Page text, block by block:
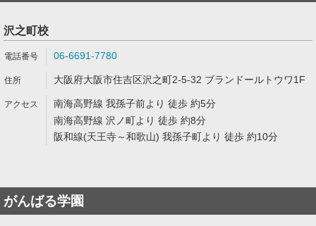
沢之町校
06-6691-7780
大阪府大阪市住吉区沢之町2-5-32 ブランドールトウワ1F
南海高野線 我孫子前より 徒歩 約5分
南海高野線 沢ノ町より 徒歩 約8分
阪和線(天王寺～和歌山) 我孫子町より 徒歩 約10分
がんばる学園